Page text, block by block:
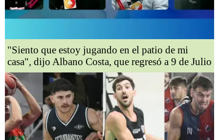
"Siento que estoy jugando en el patio de mi
casa", dijo Albano Costa, que regresó a 9 de Julio